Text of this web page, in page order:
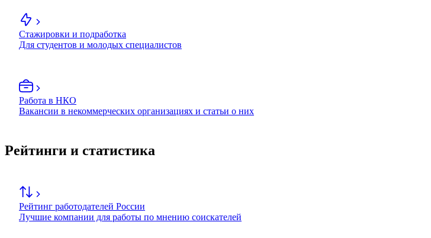
Стажировки и подработка
Для студентов и молодых специалистов
Работа в НКО
Вакансии в некоммерческих организациях и статьи о них
Рейтинги и статистика
Рейтинг работодателей России
Лучшие компании для работы по мнению соискателей